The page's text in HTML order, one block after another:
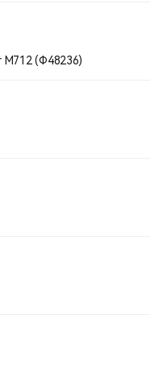
M712 (Ф48236)